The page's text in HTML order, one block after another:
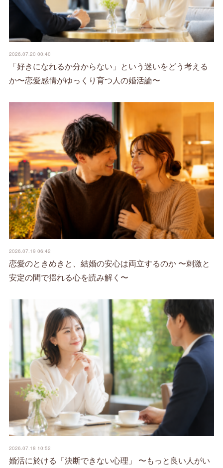
2026.07.20 00:40
「好きになれるか分からない」という迷いをどう考える
か〜恋愛感情がゆっくり育つ人の婚活論〜
2026.07.19 06:42
恋愛のときめきと、結婚の安心は両立するのか 〜刺激と
安定の間で揺れる心を読み解く〜
2026.07.18 10:52
婚活に於ける「決断できない心理」 〜もっと良い人がい